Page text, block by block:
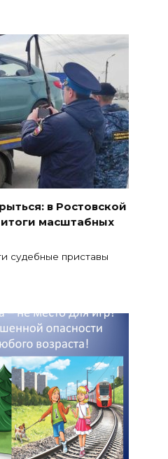
в Ростовской
масштабных
судебные приставы